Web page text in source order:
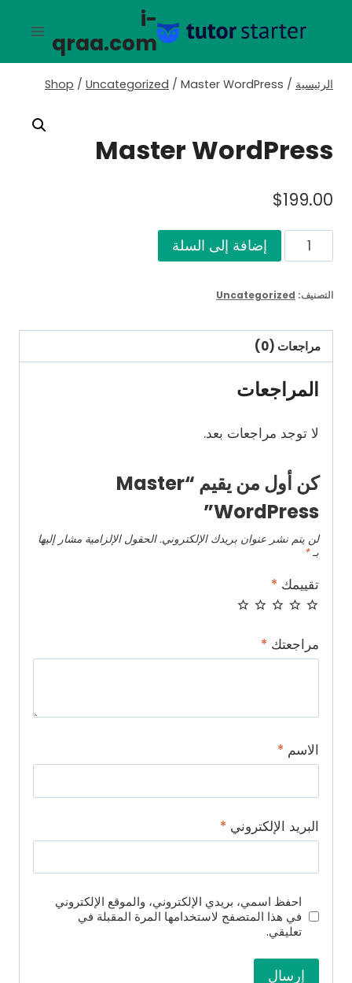
i-
qraa.com
الرئيسية /
Shop / Uncategorized / Master WordPress
Master WordPress
$199.00
كمية
Master
إضافة إلى السلة
التصنيف: Uncategorized
مراجعات (0)
المراجعات
لا توجد مراجعات بعد.
كن أول من يقيم “Master
WordPress”
لن يتم نشر عنوان بريدك الإلكتروني. الحقول الإلزامية مشار إليها
بـ*
تقييمك *
مراجعتك *
الاسم *
البريد الإلكتروني *
احفظ اسمي، بريدي الإلكتروني، والموقع الإلكتروني
في هذا المتصفح لاستخدامها المرة المقبلة في
تعليقي.